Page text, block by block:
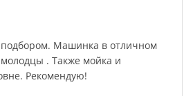
Машинка в отличном
. Также мойка и
Рекомендую!